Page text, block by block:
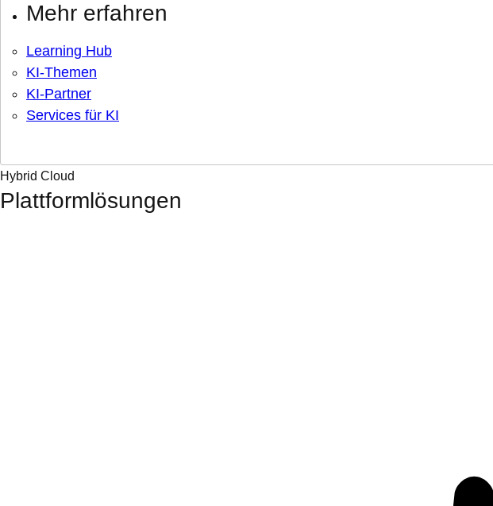
Mehr erfahren
Learning Hub
KI-Themen
KI-Partner
Services für KI
Hybrid Cloud
Plattformlösungen